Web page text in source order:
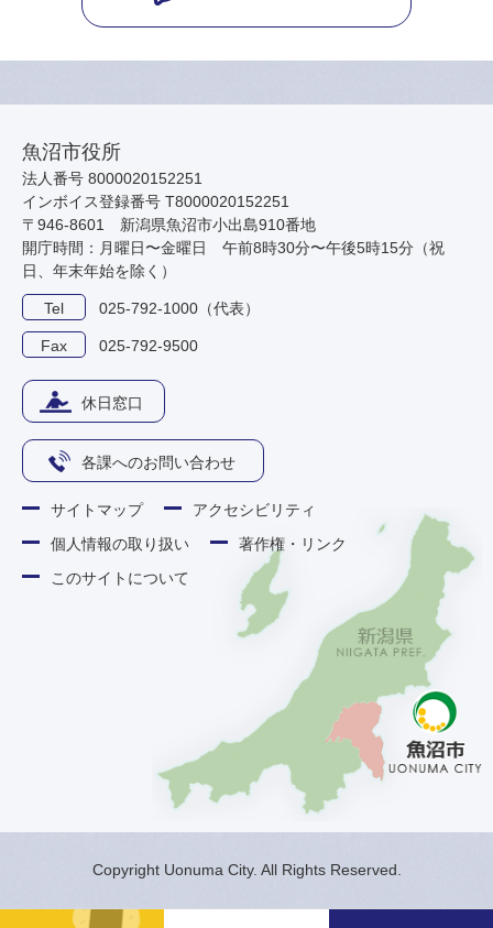
魚沼市役所
法人番号 8000020152251
インボイス登録番号 T8000020152251
〒946-8601 新潟県魚沼市小出島910番地
開庁時間：月曜日〜金曜日 午前8時30分〜午後5時15分（祝
日、年末年始を除く）
Tel 025-792-1000（代表）
Fax 025-792-9500
休日窓口
各課へのお問い合わせ
サイトマップ
アクセシビリティ
個人情報の取り扱い
著作権・リンク
このサイトについて
Copyright Uonuma City. All Rights Reserved.